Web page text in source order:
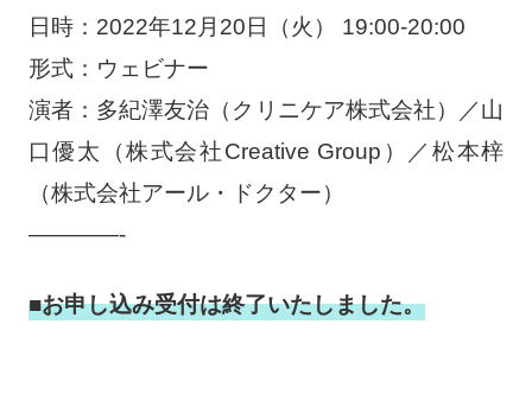
日時：2022年12月20日（火） 19:00-20:00
形式：ウェビナー
演者：多紀澤友治（クリニケア株式会社）／山
口優太（株式会社Creative Group）／松本梓
（株式会社アール・ドクター）
————-
■お申し込み受付は終了いたしました。